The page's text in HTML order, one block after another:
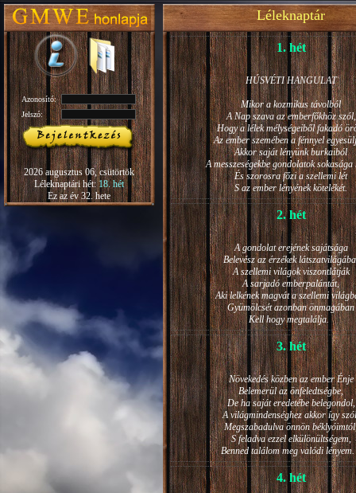
Azonosító:
Jelszó:
2026 augusztus 06, csütörtök
Léleknaptári hét:18. hét
Ez az év 32. hete
Léleknaptár
1. hét
HÚSVÉTI HANGULAT
Mikor a kozmikus távolból
A Nap szava az emberfőkhöz szól,
Hogy a lélek mélységeiből fakadó
Az ember szemében a fénnyel
Akkor saját lényünk burkaiból
A messzeségekbe gondolatok sokasága
És szorosra főzi a szellemi lét
S az ember lényének kötelékét.
2. hét
A gondolat erejének sajátsága
Belevész az érzékek
A szellemi világok viszontlátják
A sarjadó emberpalántát,
Aki lelkének magvát a szellemi
Gyümölcsét azonban önmagában
Kell hogy megtalálja.
3. hét
Növekedés közben az ember Énje
Belemerül az önfeledtségbe,
De ha saját eredetébe belegondol,
A világmindenséghez akkor így
Megszabadulva önnön
S feladva ezzel elkülönültségem,
Benned találom meg valódi
4. hét